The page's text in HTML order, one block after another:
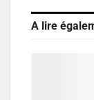
A lire